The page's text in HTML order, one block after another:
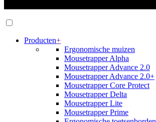
Producten+
Ergonomische muizen
Mousetrapper Alpha
Mousetrapper Advance 2.0
Mousetrapper Advance 2.0+
Mousetrapper Core Protect
Mousetrapper Delta
Mousetrapper Lite
Mousetrapper Prime